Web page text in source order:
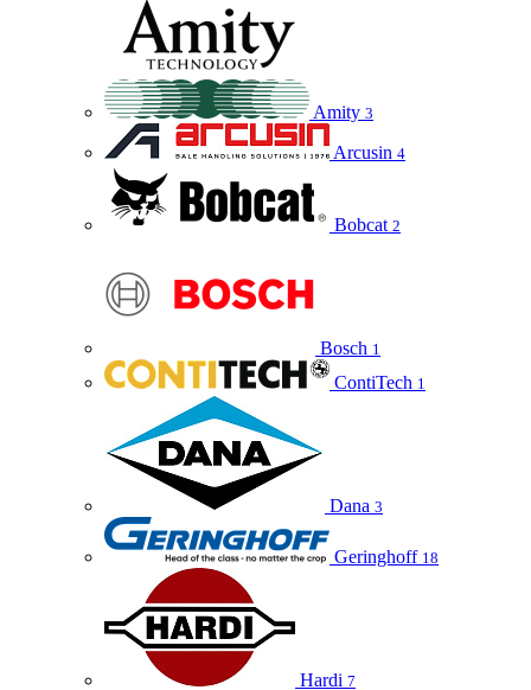
Amity 3
Arcusin 4
Bobcat 2
Bosch 1
ContiTech 1
Dana 3
Geringhoff 18
Hardi 7